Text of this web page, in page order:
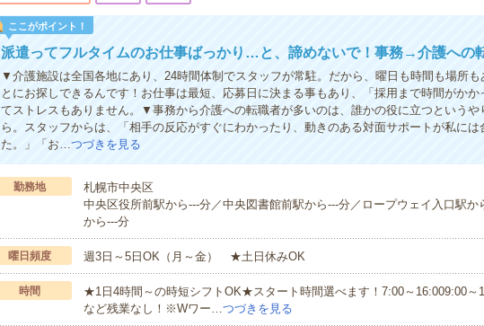
ここがポイント！
派遣ってフルタイムのお仕事ばっかり…と、諦めないで！事務→介護への
▼介護施設は全国各地にあり、24時間体制でスタッフが常駐。だから、曜日も時間も場所も
とにお探しできるんです！お仕事は最短、応募日に決まる事もあり、「採用まで時間がか
てストレスもありません。▼事務から介護への転職者が多いのは、誰かの役に立つというや
ら。スタッフからは、「相手の反応がすぐにわかったり、動きのある対面サポートが私には
た。」「お…つづきを見る
勤務地
札幌市中央区
中央区役所前駅から---分／中央図書館前駅から---分／ロープウェイ入口駅か
から---分
曜日頻度 週3日～5日OK（月～金） ★土日休みOK
時間
★1日4時間～の時短シフトOK★スタート時間選べます！7:00～16:009:00～
など残業なし！※Wワー…つづきを見る